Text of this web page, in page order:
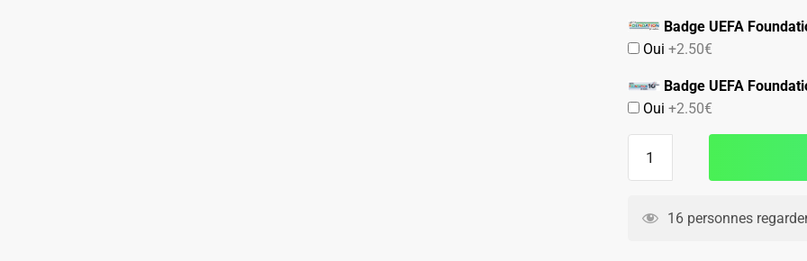
Badge UEFA
Oui+2.50€
Badge UEFA
Oui+2.50€
Real
16 personnes